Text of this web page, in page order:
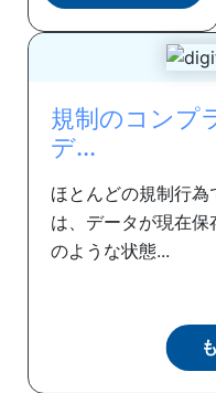
規制のコンプ
デ...
ほとんどの規制行
は、データが現在
のような状態...